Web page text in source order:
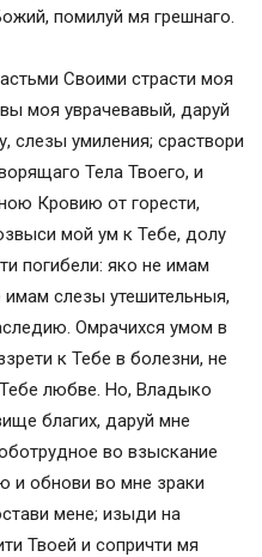
помилуй мя грешнаго.
Своими страсти моя
моя уврачевавый, даруй
слезы умиления; сраствори
Тела Твоего, и
Кровию от горести,
мой ум к Тебе, долу
погибели: яко не имам
слезы утешительныя,
Омрачихся умом в
к Тебе в болезни, не
любве. Но, Владыко
благих, даруй мне
во взыскание
и обнови во мне зраки
мене; изыди на
Твоей и сопричти мя